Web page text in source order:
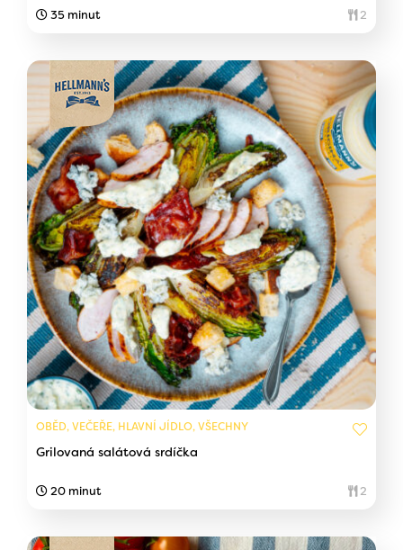
35 minut 2
OBĚD, VEČEŘE, HLAVNÍ JÍDLO, VŠECHNY
Grilovaná salátová srdíčka
20 minut 2